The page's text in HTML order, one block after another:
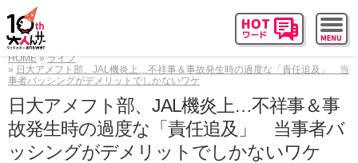
HOME
ライフ
日大アメフト部、JAL機炎上…不祥事＆事故発生時の過度な「責任追及」 当
事者バッシングがデメリットでしかないワケ
日大アメフト部、JAL機炎上…不祥事＆事
故発生時の過度な「責任追及」 当事者バ
ッシングがデメリットでしかないワケ